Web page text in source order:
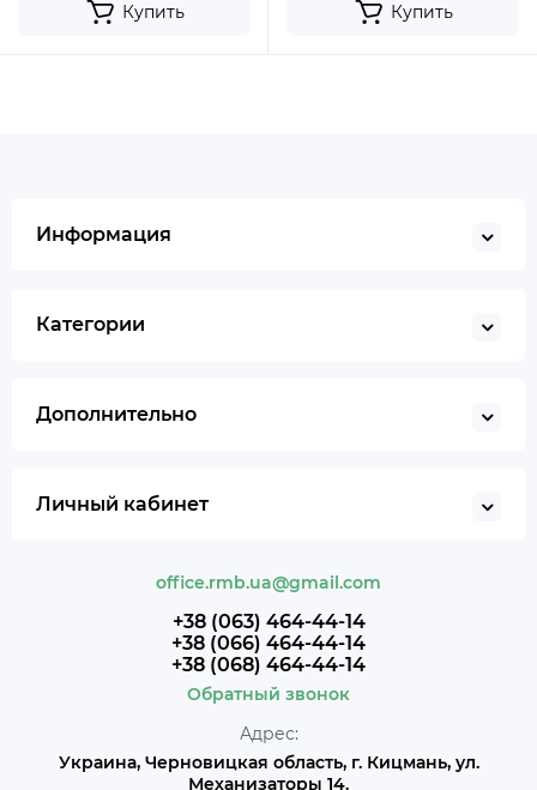
Купить Купить
Информация
Категории
Дополнительно
Личный кабинет
office.rmb.ua@gmail.com
+38 (063) 464-44-14
+38 (066) 464-44-14
+38 (068) 464-44-14
Обратный звонок
Адрес:
Украина, Черновицкая область, г. Кицмань, ул.
Механизаторы 14.